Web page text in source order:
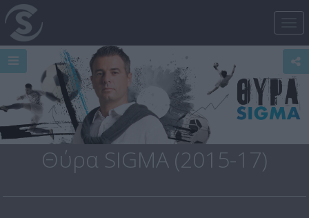
Θύρα SIGMA (2015-17)